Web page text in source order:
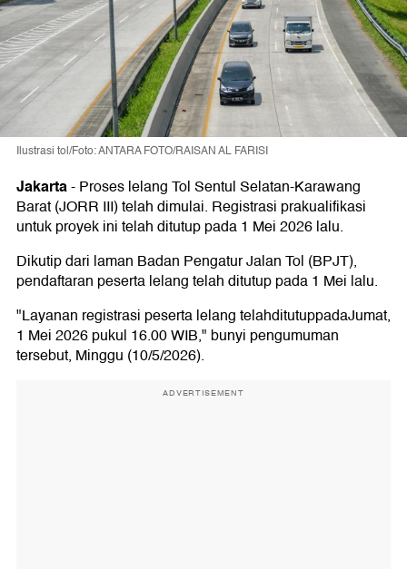
Ilustrasi tol/Foto: ANTARA FOTO/RAISAN AL FARISI
Jakarta-Proses lelang Tol Sentul Selatan-Karawang
Barat (JORR III) telah dimulai. Registrasi prakualifikasi
untuk proyek ini telah ditutup pada 1 Mei 2026 lalu.
Dikutip dari laman Badan Pengatur Jalan Tol (BPJT),
pendaftaran peserta lelang telah ditutup pada 1 Mei lalu.
"Layanan registrasi peserta lelang telahditutuppadaJumat,
1 Mei 2026 pukul 16.00 WIB," bunyi pengumuman
tersebut, Minggu (10/5/2026).
ADVERTISEMENT